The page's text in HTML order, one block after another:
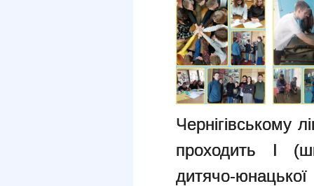
Чернігівському
проходить І
дитячо-